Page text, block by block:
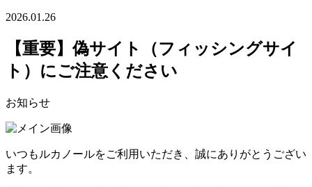
2026.01.26
【重要】偽サイト（フィッシングサイ
ト）にご注意ください
お知らせ
いつもルカノールをご利用いただき、誠にありがとうござい
ます。